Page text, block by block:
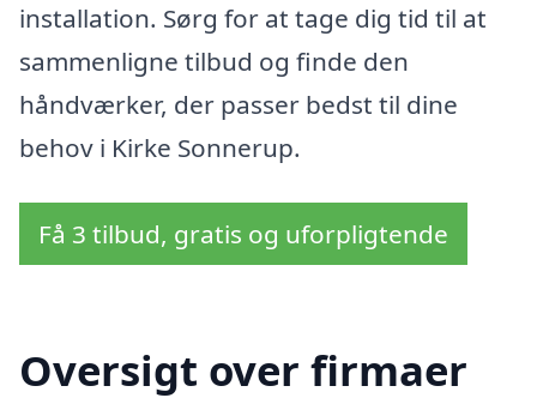
installation. Sørg for at tage dig tid til at
sammenligne tilbud og finde den
håndværker, der passer bedst til dine
behov i Kirke Sonnerup.
Få 3 tilbud, gratis og uforpligtende
Oversigt over firmaer